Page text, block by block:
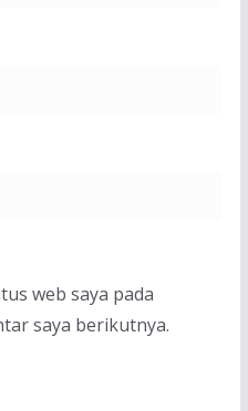
web saya pada
saya berikutnya.